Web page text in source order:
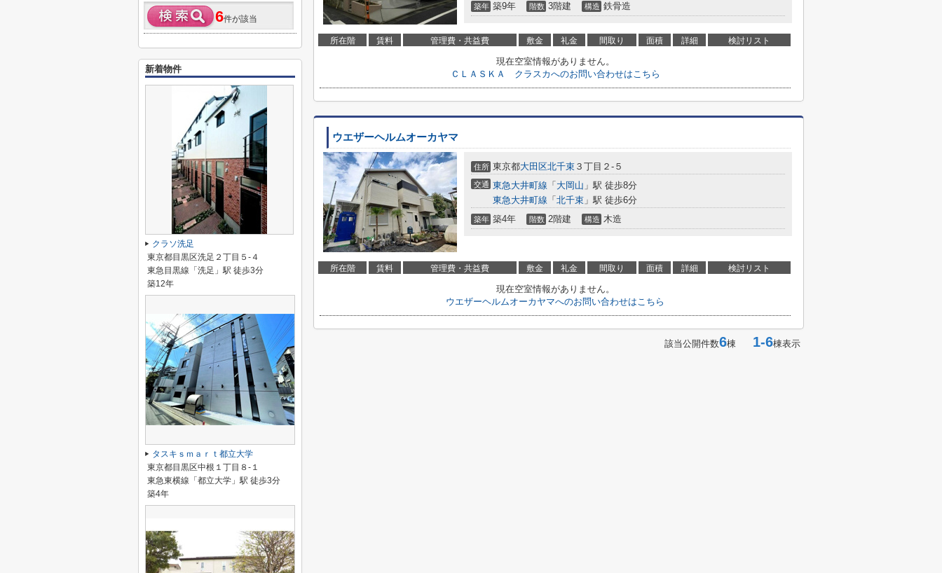
築年 築9年 階数 3階建 構造 鉄骨造
所在階 賃料 管理費・共益費 敷金 礼金 間取り 面積 詳細 検討リスト
現在空室情報がありません。
ＣＬＡＳＫＡ クラスカへのお問い合わせはこちら
ウエザーヘルムオーカヤマ
住所 東京都大田区北千束 ３丁目２-５
交通 東急大井町線 「 大岡山 」駅 徒歩8分
東急大井町線 「 北千束 」駅 徒歩6分
築年 築4年 階数 2階建 構造 木造
所在階 賃料 管理費・共益費 敷金 礼金 間取り 面積 詳細 検討リスト
現在空室情報がありません。
ウエザーヘルムオーカヤマへのお問い合わせはこちら
該当公開件数6棟 1-6棟表示
6件が該当
新着物件
クラソ洗足
東京都目黒区洗足２丁目５-４
東急目黒線「洗足」駅 徒歩3分
築12年
タスキｓｍａｒｔ都立大学
東京都目黒区中根１丁目８-１
東急東横線「都立大学」駅 徒歩3分
築4年